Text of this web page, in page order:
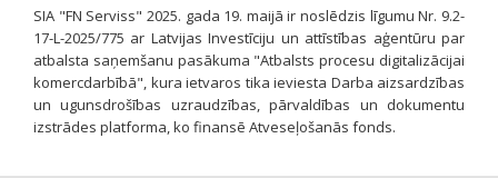
SIA "FN Serviss" 2025. gada 19. maijā ir noslēdzis līgumu Nr. 9.2-
17-L-2025/775 ar Latvijas Investīciju un attīstības aģentūru par
atbalsta saņemšanu pasākuma "Atbalsts procesu digitalizācijai
komercdarbībā", kura ietvaros tika ieviesta Darba aizsardzības
un ugunsdrošības uzraudzības, pārvaldības un dokumentu
izstrādes platforma, ko finansē Atveseļošanās fonds.